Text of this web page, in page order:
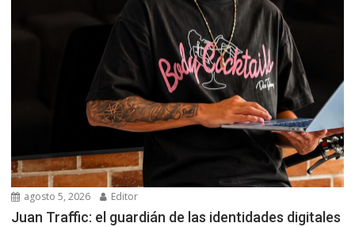
agosto 5, 2026 Editor
Juan Traffic: el guardián de las identidades digitales